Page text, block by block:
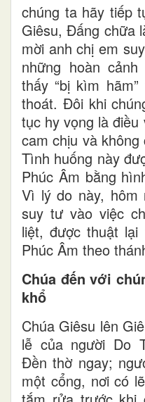
chúng ta hãy tiếp
Giêsu, Đấng chữa
mời anh chị em
những hoàn
thấy “bị kìm
thoát. Đôi khi
tục hy vọng là
cam chịu và
Tình huống này
Phúc Âm bằng
Vì lý do này, hôm
suy tư vào việc
liệt, được thuật
Phúc Âm theo
Chúa đến với
khổ
Chúa Giêsu lên
lễ của người Do
Đền thờ ngay;
một cổng, nơi có